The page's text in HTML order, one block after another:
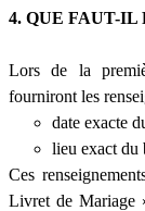
4. QUE FAUT-IL
Lors de la
fourniront les
date exacte
lieu exact du
Ces
Livret de Mariage